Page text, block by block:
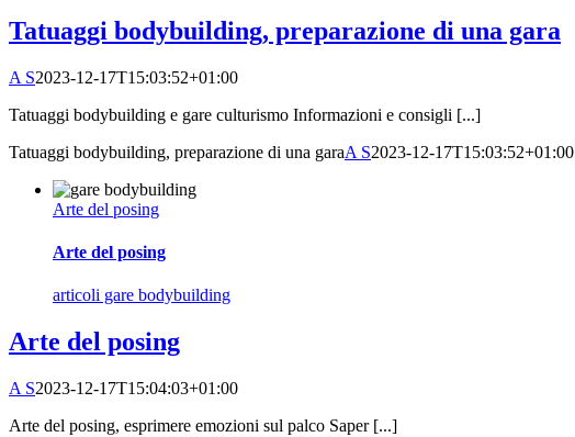
Tatuaggi bodybuilding, preparazione di una gara
A S2023-12-17T15:03:52+01:00
Tatuaggi bodybuilding e gare culturismo Informazioni e consigli [...]
Tatuaggi bodybuilding, preparazione di una garaA S2023-12-17T15:03:52+01:00
Arte del posing
Arte del posing
articoli gare bodybuilding
Arte del posing
A S2023-12-17T15:04:03+01:00
Arte del posing, esprimere emozioni sul palco Saper [...]